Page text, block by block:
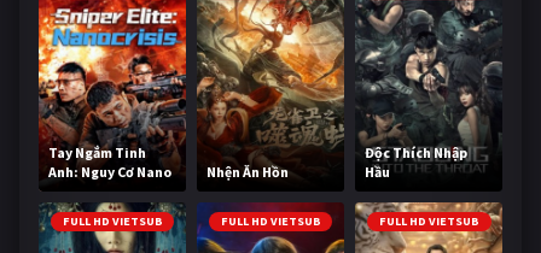
Tay Ngắm Tinh
Anh: Nguy Cơ Nano
Nhện Ăn Hồn
Độc Thích Nhập
Hầu
FULL HD VIETSUB FULL HD VIETSUB FULL HD VIETSUB